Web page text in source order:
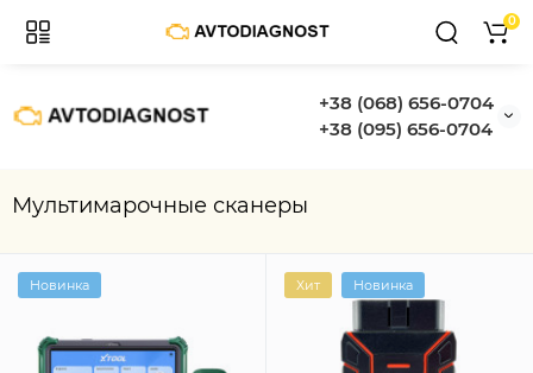
+38 (068) 656-0704
+38 (095) 656-0704
0
Мультимарочные сканеры
Новинка Хит Новинка